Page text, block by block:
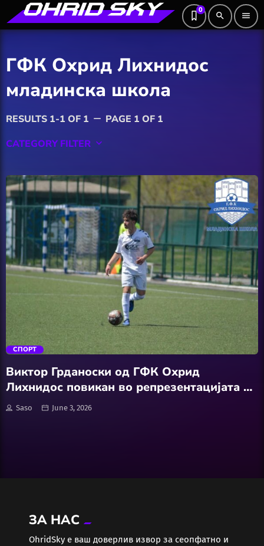
0
search menu
ГФК Охрид Лихнидос
младинска школа
RESULTS 1-1 OF 1 remove PAGE 1 OF 1
CATEGORY FILTER keyboard_arrow_down
Hobby
Software
Wellness
Балкан
Еротика
trending_flat
СПОРТ
Виктор Грданоски од ГФК Охрид
Лихнидос повикан во репрезентацијата на
Македонија до 14 години
Saso June 3, 2026
ЗА НАС
ОhridSky е ваш доверлив извор за сеопфатно и